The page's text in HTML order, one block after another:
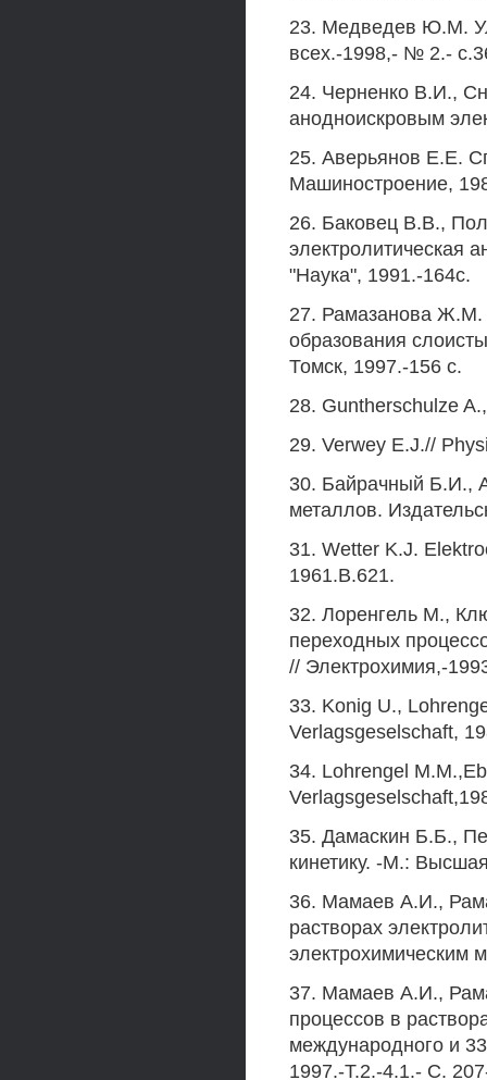
23. Медведев Ю.М.
всех.-1998,- № 2.-
24. Черненко В.И.,
анодноискровым
25. Аверьянов Е.Е.
Машиностроение,
26. Баковец В.В.,
электролитическая
"Наука", 1991.-164с.
27. Рамазанова Ж.М.
образования
Томск, 1997.-156 с.
28. Guntherschulze
29. Verwey E.J.//
30. Байрачный Б.И.,
металлов.
31. Wetter K.J.
1961.B.621.
32. Лоренгель M.,
переходных
// Электрохимия,-
33. Konig U.,
Verlagsgeselschaft,
34. Lohrengel
35. Дамаскин Б.Б.,
кинетику. -М.:
36. Мамаев А.И.,
растворах
электрохимическим
37. Мамаев А.И.,
процессов в
международного и
1997.-Т.2.-4.1.- С.